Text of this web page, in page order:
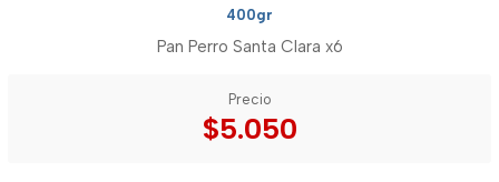
400gr
Pan Perro Santa Clara x6
Precio
$5.050